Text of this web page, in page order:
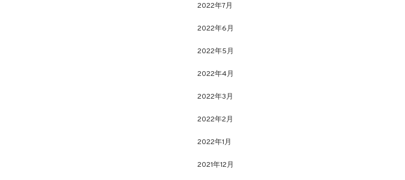
2022年7月
2022年6月
2022年5月
2022年4月
2022年3月
2022年2月
2022年1月
2021年12月